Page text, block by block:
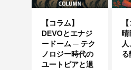
【コラム】
DEVOとエナジ
ードーム ─ テク
ノロジー時代の
ユートピアと退
る